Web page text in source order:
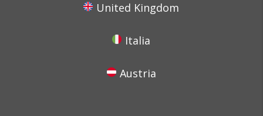
United Kingdom
Italia
Austria